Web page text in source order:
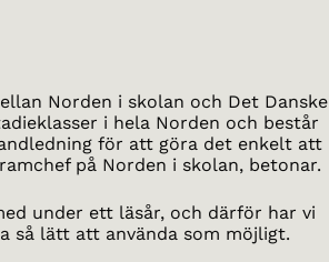
Norden i skolan och Det Danske
i hela Norden och består
för att göra det enkelt att
på Norden i skolan, betonar.
under ett läsår, och därför har vi
så lätt att använda som möjligt.